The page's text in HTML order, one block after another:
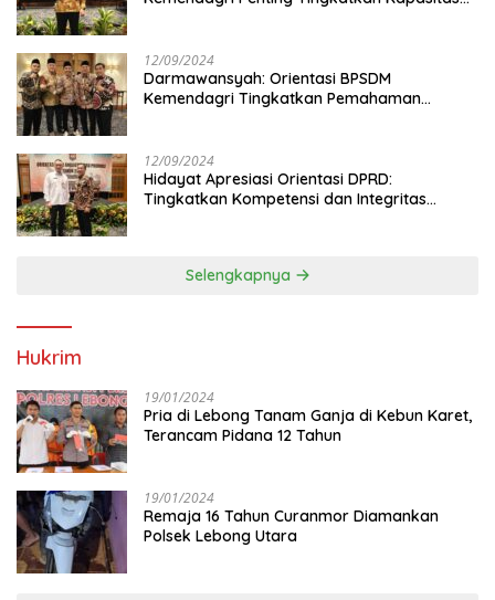
12/09/2024
Darmawansyah: Orientasi BPSDM
Kemendagri Tingkatkan Pemahaman
12/09/2024
Hidayat Apresiasi Orientasi DPRD:
Tingkatkan Kompetensi dan Integritas
Selengkapnya
Hukrim
19/01/2024
Pria di Lebong Tanam Ganja di Kebun Karet,
Terancam Pidana 12 Tahun
19/01/2024
Remaja 16 Tahun Curanmor Diamankan
Polsek Lebong Utara